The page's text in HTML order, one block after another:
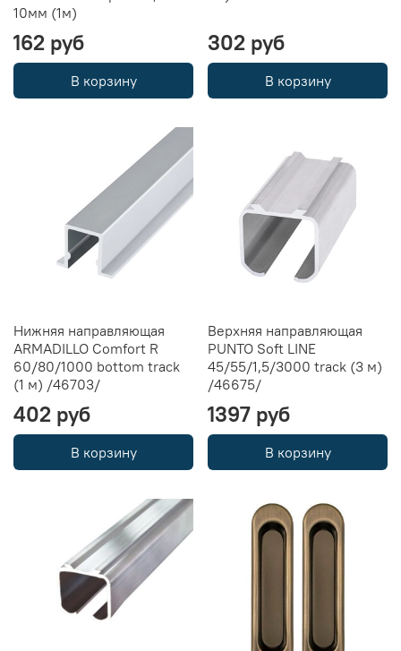
10мм (1м)
162 руб
В корзину
302 руб
В корзину
Нижняя направляющая
ARMADILLO Comfort R
60/80/1000 bottom track
(1 м) /46703/
402 руб
В корзину
Верхняя направляющая
PUNTO Soft LINE
45/55/1,5/3000 track (3 м)
/46675/
1397 руб
В корзину